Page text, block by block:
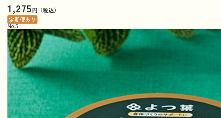
1,275円（税込）
定期便あり
No. 5